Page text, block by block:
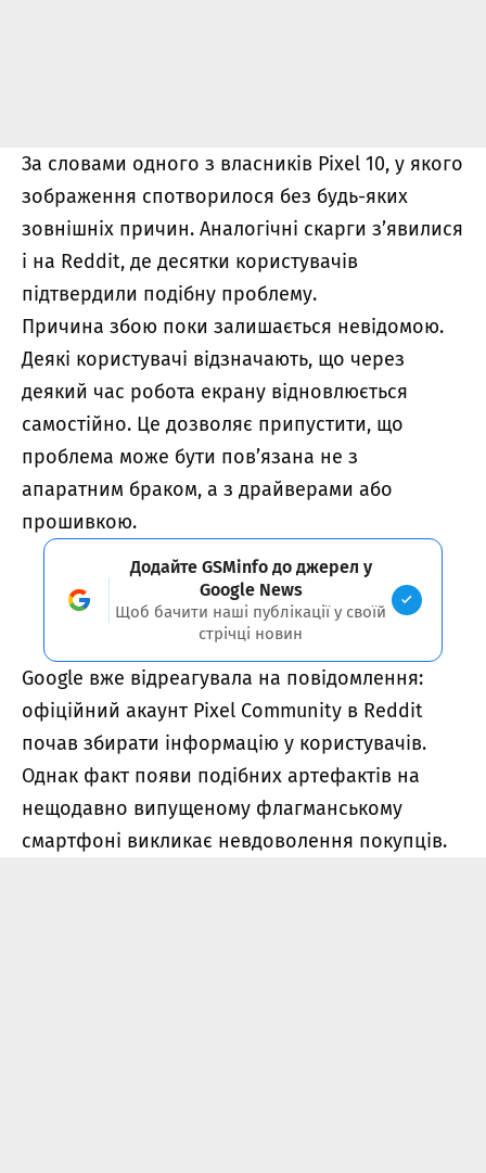
За словами одного з власників Pixel 10, у якого
зображення спотворилося без будь-яких
зовнішніх причин. Аналогічні скарги з’явилися
і на Reddit, де десятки користувачів
підтвердили подібну проблему.
Причина збою поки залишається невідомою.
Деякі користувачі відзначають, що через
деякий час робота екрану відновлюється
самостійно. Це дозволяє припустити, що
проблема може бути пов’язана не з
апаратним браком, а з драйверами або
прошивкою.
Додайте GSMinfo до джерел у
Google News
Щоб бачити наші публікації у своїй
стрічці новин
Google вже відреагувала на повідомлення:
офіційний акаунт Pixel Community в Reddit
почав збирати інформацію у користувачів.
Однак факт появи подібних артефактів на
нещодавно випущеному флагманському
смартфоні викликає невдоволення покупців.